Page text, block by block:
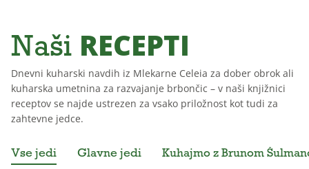
Naši RECEPTI
Dnevni kuharski navdih iz Mlekarne Celeia za dober obrok ali
kuharska umetnina za razvajanje brbončic – v naši knjižnici
receptov se najde ustrezen za vsako priložnost kot tudi za
zahtevne jedce.
Vse jedi Glavne jedi Kuhajmo z Brunom